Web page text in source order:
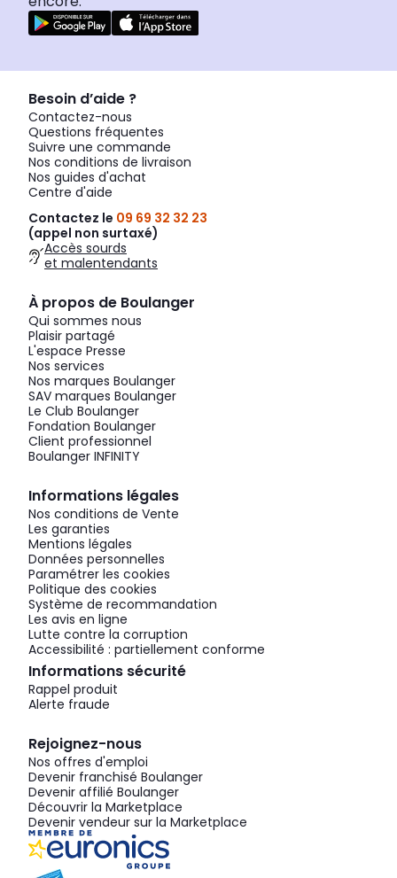
Besoin d’aide ?
Contactez-nous
Questions fréquentes
Suivre une commande
Nos conditions de livraison
Nos guides d'achat
Centre d'aide
Contactez le 09 69 32 32 23
(appel non surtaxé)
Accès sourds
et malentendants
À propos de Boulanger
Qui sommes nous
Plaisir partagé
L'espace Presse
Nos services
Nos marques Boulanger
SAV marques Boulanger
Le Club Boulanger
Fondation Boulanger
Client professionnel
Boulanger INFINITY
Informations légales
Nos conditions de Vente
Les garanties
Mentions légales
Données personnelles
Paramétrer les cookies
Politique des cookies
Système de recommandation
Les avis en ligne
Lutte contre la corruption
Accessibilité : partiellement conforme
Informations sécurité
Rappel produit
Alerte fraude
Rejoignez-nous
Nos offres d'emploi
Devenir franchisé Boulanger
Devenir affilié Boulanger
Découvrir la Marketplace
Devenir vendeur sur la Marketplace